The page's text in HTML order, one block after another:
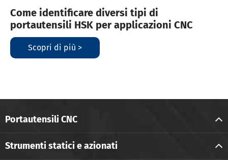
Come identificare diversi tipi di
portautensili HSK per applicazioni CNC
Scopri di più >
Portautensili CNC
Strumenti statici e azionati